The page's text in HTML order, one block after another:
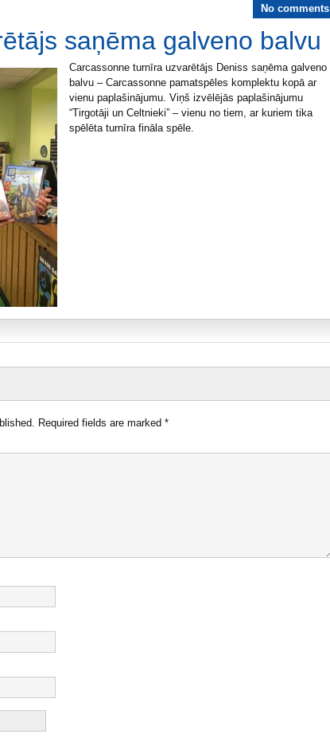
No comments
saņēma galveno balvu
Carcassonne turnīra uzvarētājs Deniss saņēma galveno
balvu – Carcassonne pamatspēles komplektu kopā ar
vienu paplašinājumu. Viņš izvēlējās paplašinājumu
“Tirgotāji un Celtnieki” – vienu no tiem, ar kuriem tika
spēlēta turnīra fināla spēle.
Required fields are marked *